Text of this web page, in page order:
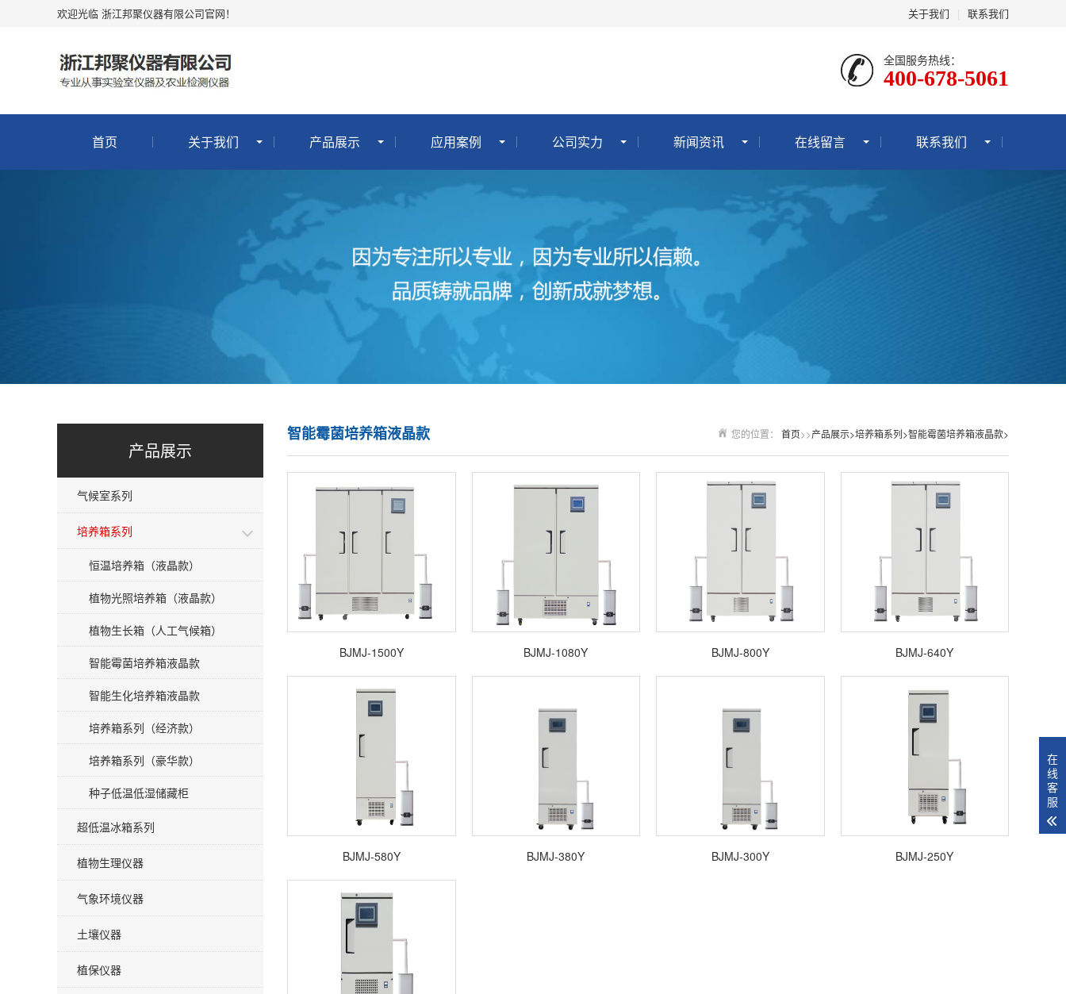
关于我们 联系我们
欢迎光临 浙江邦聚仪器有限公司官网！
全国服务热线：
400-678-5061
首页 关于我们 产品展示 应用案例 公司实力 新闻资讯 在线留言 联系我们
产品展示
气候室系列
培养箱系列
恒温培养箱（液晶款）
植物光照培养箱（液晶款）
植物生长箱（人工气候箱）
智能霉菌培养箱液晶款
智能生化培养箱液晶款
培养箱系列（经济款）
培养箱系列（豪华款）
种子低温低湿储藏柜
超低温冰箱系列
植物生理仪器
气象环境仪器
土壤仪器
植保仪器
您的位置： 首页>>产品展示>培养箱系列>智能霉菌培养箱液晶款>
智能霉菌培养箱液晶款
BJMJ-1500Y BJMJ-1080Y BJMJ-800Y BJMJ-640Y
BJMJ-580Y BJMJ-380Y BJMJ-300Y BJMJ-250Y
在
线
客
服